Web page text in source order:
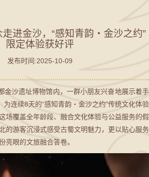
进金沙，“感知青韵・金沙之约”
限定体验获好评
发布时间:2025-10-09
沙遗址博物馆内，一群小朋友兴奋地展示着手
为连续8天的“感知青韵・金沙之约”传统文化体验
场覆盖全年龄段、融合文化体验与公益服务的假
的游客沉浸式感受古蜀文明魅力，更以贴心服务
亮眼的文旅融合答卷。